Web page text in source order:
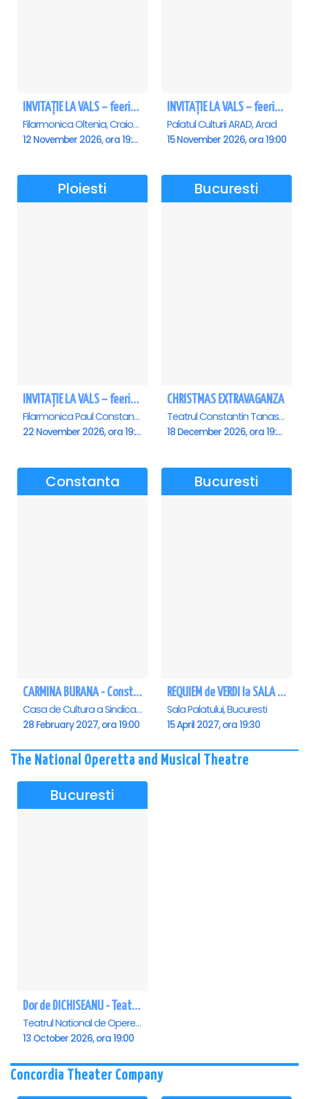
INVITAȚIE LA VALS – feerie de bal în paşi de dans - Craiova
Filarmonica Oltenia, Craiova
12 November 2026, ora 19:00
INVITAȚIE LA VALS – feerie de bal în paşi de dans - Arad
Palatul Culturii ARAD, Arad
15 November 2026, ora 19:00
Ploiesti
INVITAȚIE LA VALS – feerie de bal în paşi de dans - Ploiesti
Filarmonica Paul Constantinescu, Ploiesti
22 November 2026, ora 19:00
Bucuresti
CHRISTMAS EXTRAVAGANZA
Teatrul Constantin Tanase - Sala Savoy, Bucuresti
18 December 2026, ora 19:00
Constanta
CARMINA BURANA - Constanta
Casa de Cultura a Sindicatelor - Sala Mare, Constanta
28 February 2027, ora 19:00
Bucuresti
REQUIEM de VERDI la SALA PALATULUI
Sala Palatului, Bucuresti
15 April 2027, ora 19:30
The National Operetta and Musical Theatre
Bucuresti
Dor de DICHISEANU - Teatrul Național de Operetă și Musical „Ion Dacian"
Teatrul National de Opereta si Musical Ion Dacian, Bucuresti
13 October 2026, ora 19:00
Concordia Theater Company